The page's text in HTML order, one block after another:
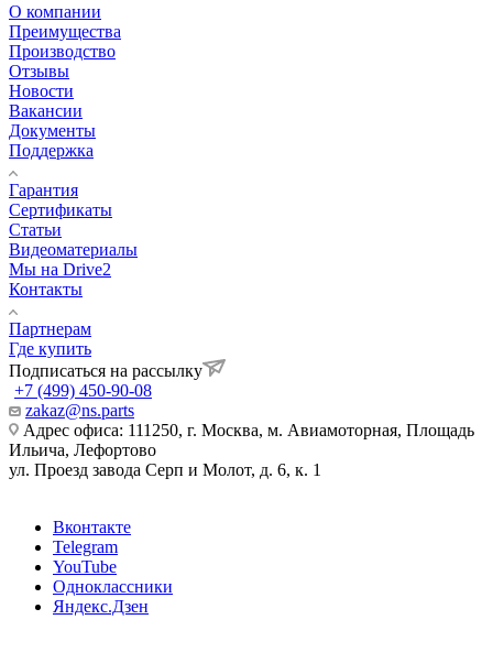
О компании
Преимущества
Производство
Отзывы
Новости
Вакансии
Документы
Поддержка
Гарантия
Сертификаты
Статьи
Видеоматериалы
Мы на Drive2
Контакты
Партнерам
Где купить
Подписаться на рассылку
+7 (499) 450-90-08
zakaz@ns.parts
Адрес офиса: 111250, г. Москва, м. Авиамоторная, Площадь
Ильича, Лефортово
ул. Проезд завода Серп и Молот, д. 6, к. 1
Вконтакте
Telegram
YouTube
Одноклассники
Яндекс.Дзен